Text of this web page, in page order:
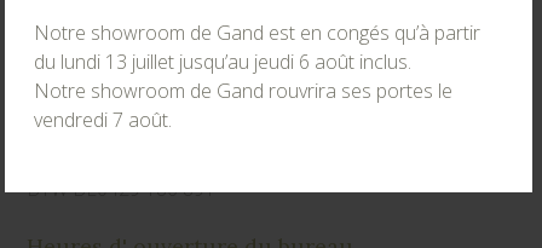
B-9040 Gend (Sint-Amandsberg)
+32 (0)9 251.49.99
info@adek.be
BTW BE0429 186 891
Notre showroom de Gand est en congés qu’à partir
du lundi 13 juillet jusqu’au jeudi 6 août inclus.
Notre showroom de Gand rouvrira ses portes le
vendredi 7 août.